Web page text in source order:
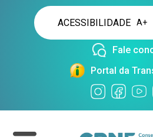
ACESSIBILIDADE A+
Fale
Portal da